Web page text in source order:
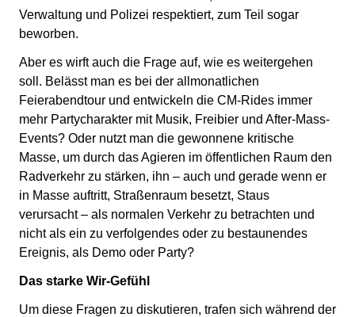
Verwaltung und Polizei respektiert, zum Teil sogar
beworben.
Aber es wirft auch die Frage auf, wie es weitergehen
soll. Belässt man es bei der allmonatlichen
Feierabendtour und entwickeln die CM-Rides immer
mehr Partycharakter mit Musik, Freibier und After-Mass-
Events? Oder nutzt man die gewonnene kritische
Masse, um durch das Agieren im öffentlichen Raum den
Radverkehr zu stärken, ihn – auch und gerade wenn er
in Masse auftritt, Straßenraum besetzt, Staus
verursacht – als normalen Verkehr zu betrachten und
nicht als ein zu verfolgendes oder zu bestaunendes
Ereignis, als Demo oder Party?
Das starke Wir-Gefühl
Um diese Fragen zu diskutieren, trafen sich während der